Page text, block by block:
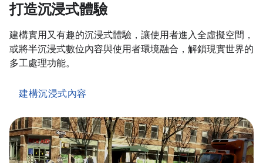
打造沉浸式體驗
建構實用又有趣的沉浸式體驗，讓使用者進入全虛擬空間，
或將半沉浸式數位內容與使用者環境融合，解鎖現實世界的
多工處理功能。
建構沉浸式內容